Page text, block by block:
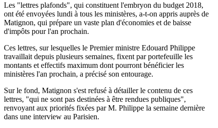
Les "lettres plafonds", qui constituent l'embryon du budget 2018,
ont été envoyées lundi à tous les ministères, a-t-on appris auprès de
Matignon, qui prépare un vaste plan d'économies et de baisse
d'impôts pour l'an prochain.
Ces lettres, sur lesquelles le Premier ministre Edouard Philippe
travaillait depuis plusieurs semaines, fixent par portefeuille les
montants et effectifs maximum dont pourront bénéficier les
ministères l'an prochain, a précisé son entourage.
Sur le fond, Matignon s'est refusé à détailler le contenu de ces
lettres, "qui ne sont pas destinées à être rendues publiques",
renvoyant aux priorités fixées par M. Philippe la semaine dernière
dans une interview au Parisien.